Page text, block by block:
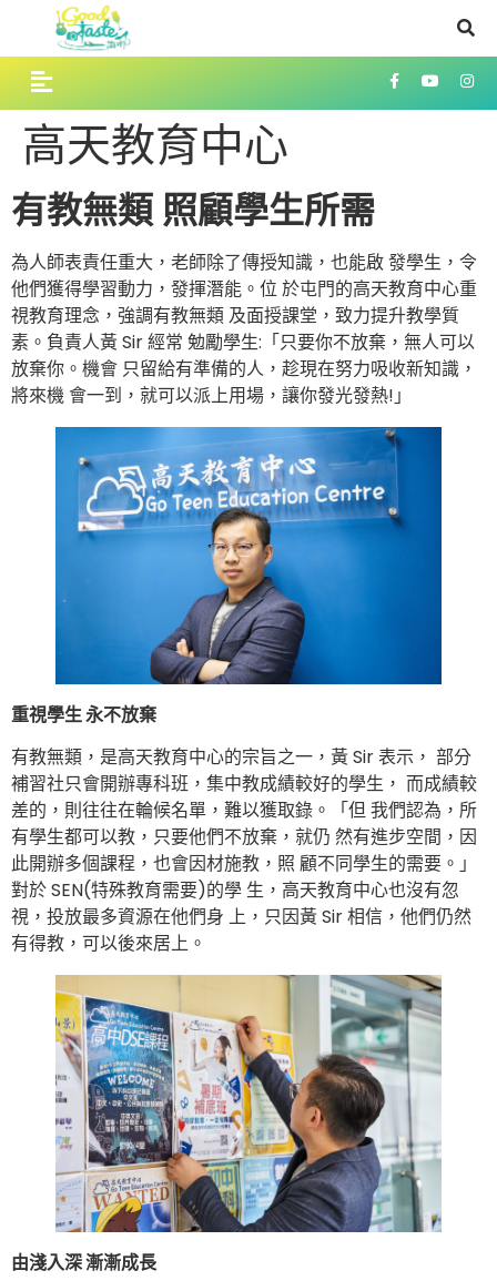
高天教育中心
有教無類 照顧學生所需
為人師表責任重大，老師除了傳授知識，也能啟 發學生，令
他們獲得學習動力，發揮潛能。位 於屯門的高天教育中心重
視教育理念，強調有教無類 及面授課堂，致力提升教學質
素。負責人黃 Sir 經常 勉勵學生:「只要你不放棄，無人可以
放棄你。機會 只留給有準備的人，趁現在努力吸收新知識，
將來機 會一到，就可以派上用場，讓你發光發熱!」
重視學生 永不放棄
有教無類，是高天教育中心的宗旨之一，黃 Sir 表示， 部分
補習社只會開辦專科班，集中教成績較好的學生， 而成績較
差的，則往往在輪候名單，難以獲取錄。「但 我們認為，所
有學生都可以教，只要他們不放棄，就仍 然有進步空間，因
此開辦多個課程，也會因材施教，照 顧不同學生的需要。」
對於 SEN(特殊教育需要)的學 生，高天教育中心也沒有忽
視，投放最多資源在他們身 上，只因黃 Sir 相信，他們仍然
有得教，可以後來居上。
由淺入深 漸漸成長